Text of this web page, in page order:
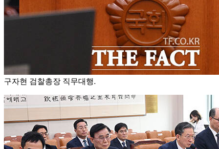
구자현 검찰총장 직무대행.